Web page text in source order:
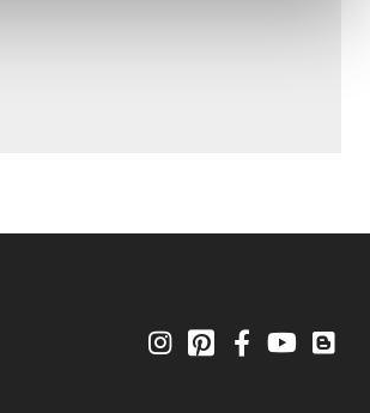
InstagramPinterestFacebookYouTube